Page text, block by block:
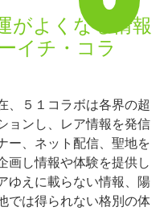
がよくなる情報
イチ・コラ
、５１コラボは各界の超
ョンし、レア情報を発信
ー、ネット配信、聖地を
画し情報や体験を提供し
ゆえに載らない情報、陽
では得られない格別の体